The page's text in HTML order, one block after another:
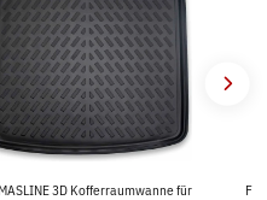
3D Kofferraumwanne für